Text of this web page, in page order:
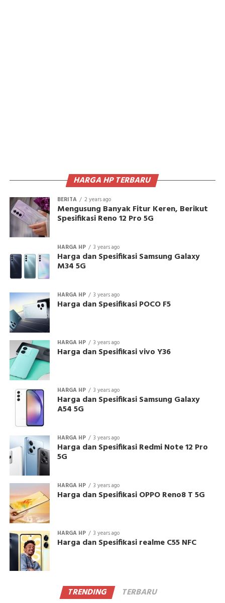
HARGA HP TERBARU
BERITA 2 years ago
Mengusung Banyak Fitur Keren, Berikut
Spesifikasi Reno 12 Pro 5G
HARGA HP 3 years ago
Harga dan Spesifikasi Samsung Galaxy
M34 5G
HARGA HP 3 years ago
Harga dan Spesifikasi POCO F5
HARGA HP 3 years ago
Harga dan Spesifikasi vivo Y36
HARGA HP 3 years ago
Harga dan Spesifikasi Samsung Galaxy
A54 5G
HARGA HP 3 years ago
Harga dan Spesifikasi Redmi Note 12 Pro
5G
HARGA HP 3 years ago
Harga dan Spesifikasi OPPO Reno8 T 5G
HARGA HP 3 years ago
Harga dan Spesifikasi realme C55 NFC
TRENDING TERBARU